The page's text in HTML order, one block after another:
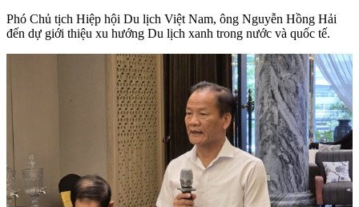
Phó Chủ tịch Hiệp hội Du lịch Việt Nam, ông Nguyễn Hồng Hải
đến dự giới thiệu xu hướng Du lịch xanh trong nước và quốc tế.